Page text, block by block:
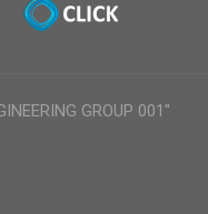
GROUP 001"